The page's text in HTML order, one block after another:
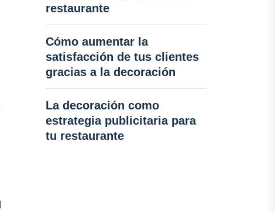
restaurante
Cómo aumentar la
satisfacción de tus clientes
gracias a la decoración
La decoración como
estrategia publicitaria para
tu restaurante